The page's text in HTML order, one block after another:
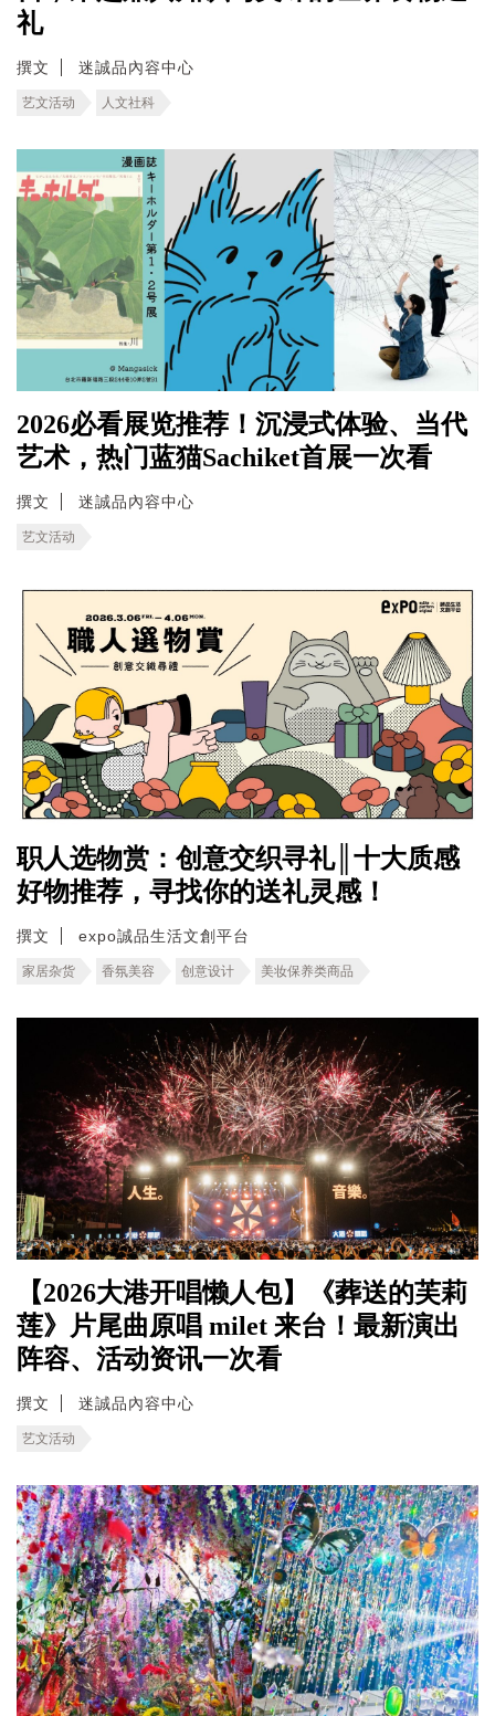
礼
撰文 迷誠品內容中心
艺文活动 人文社科
2026必看展览推荐！沉浸式体验、当代
艺术，热门蓝猫Sachiket首展一次看
撰文 迷誠品內容中心
艺文活动
职人选物赏：创意交织寻礼║十大质感
好物推荐，寻找你的送礼灵感！
撰文 expo誠品生活文創平台
家居杂货 香氛美容 创意设计 美妆保养类商品
【2026大港开唱懒人包】《葬送的芙莉
莲》片尾曲原唱 milet 来台！最新演出
阵容、活动资讯一次看
撰文 迷誠品內容中心
艺文活动